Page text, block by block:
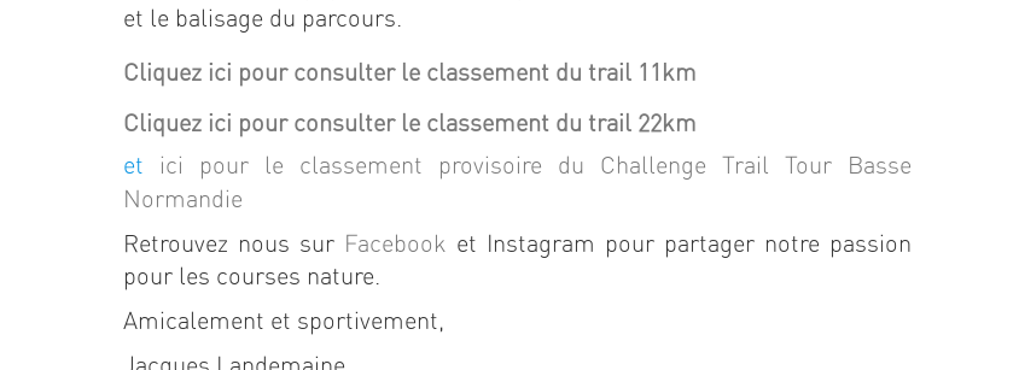
et le balisage du parcours.
Cliquez ici pour consulter le classement du trail 11km
Cliquez ici pour consulter le classement du trail 22km
et
ici pour le classement provisoire du Challenge Trail Tour Basse
Normandie
Retrouvez nous sur Facebook et Instagram pour partager notre passion
pour les courses nature.
Amicalement et sportivement,